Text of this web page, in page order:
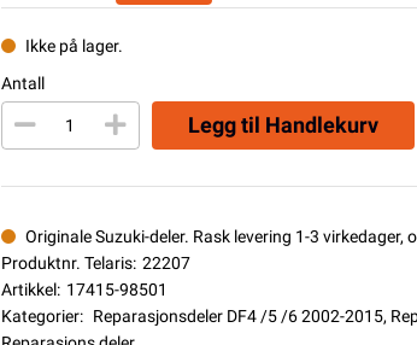
Ikke på lager.
Antall
Legg til Handlekurv
Originale Suzuki-deler. Rask levering 1-3
Produktnr. Telaris: 22207
Artikkel: 17415-98501
Kategorier: Reparasjonsdeler DF4 /5 /6 2002-2015,